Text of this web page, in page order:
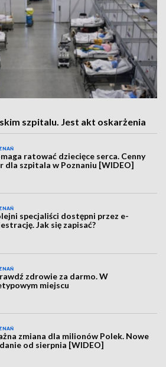
szpitalu. Jest akt oskarżenia
ratować dziecięce serca. Cenny
dla szpitala w Poznaniu [WIDEO]
specjaliści dostępni przez e-
Jak się zapisać?
zdrowie za darmo. W
miejscu
zmiana dla milionów Polek. Nowe
od sierpnia [WIDEO]